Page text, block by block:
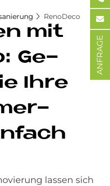
RenoDeco
mit
Ge­
Ihre
lassen sich
ANFRAGE